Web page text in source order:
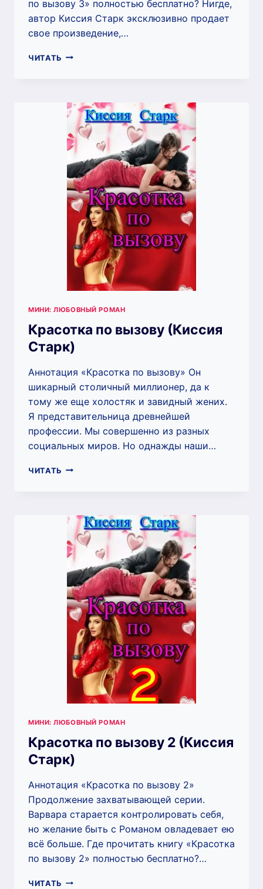
по вызову 3» полностью бесплатно? Нигде,
автор Киссия Старк эксклюзивно продает
свое произведение,…
ЧИТАТЬ КРАСОТКА
(КИССИЯ
СТАРК)
МИНИ: ЛЮБОВНЫЙ РОМАН
Красотка по вызову (Киссия
Старк)
Аннотация «Красотка по вызову» Он
шикарный столичный миллионер, да к
тому же еще холостяк и завидный жених.
Я представительница древнейшей
профессии. Мы совершенно из разных
социальных миров. Но однажды наши…
ЧИТАТЬ КРАСОТКА
СТАРК)
МИНИ: ЛЮБОВНЫЙ РОМАН
Красотка по вызову 2 (Киссия
Старк)
Аннотация «Красотка по вызову 2»
Продолжение захватывающей серии.
Варвара старается контролировать себя,
но желание быть с Романом овладевает ею
всё больше. Где прочитать книгу «Красотка
по вызову 2» полностью бесплатно?…
ЧИТАТЬ КРАСОТКА